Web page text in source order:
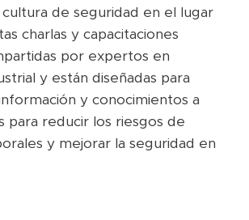
de seguridad en el lugar
charlas y capacitaciones
por expertos en
y están diseñadas para
y conocimientos a
para reducir los riesgos de
y mejorar la seguridad en